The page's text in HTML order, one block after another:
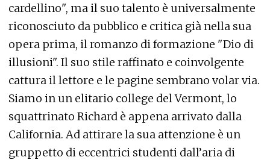
cardellino", ma il suo talento è universalmente
riconosciuto da pubblico e critica già nella sua
opera prima, il romanzo di formazione "Dio di
illusioni". Il suo stile raffinato e coinvolgente
cattura il lettore e le pagine sembrano volar via.
Siamo in un elitario college del Vermont, lo
squattrinato Richard è appena arrivato dalla
California. Ad attirare la sua attenzione è un
gruppetto di eccentrici studenti dall’aria di